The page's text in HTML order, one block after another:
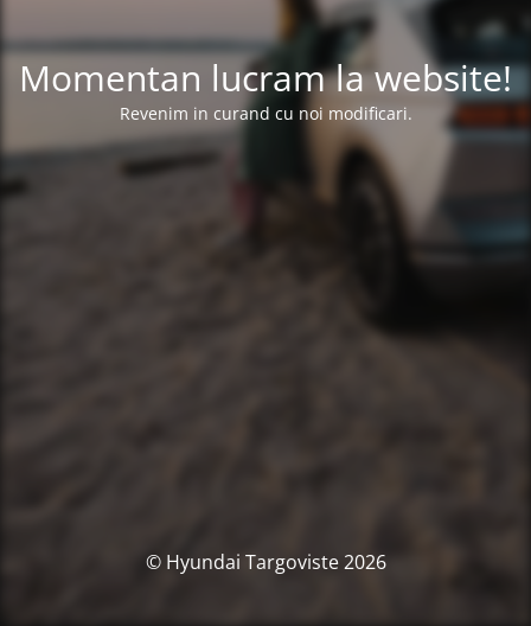
Momentan lucram la website!
Revenim in curand cu noi modificari.
© Hyundai Targoviste 2026